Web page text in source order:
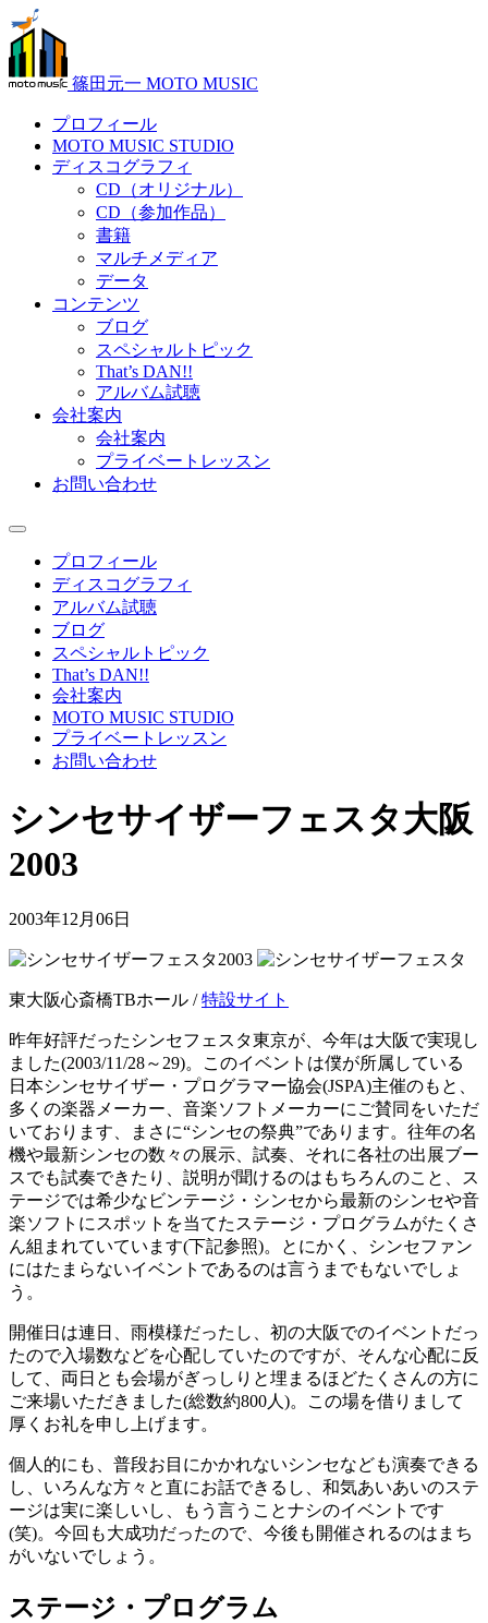
篠田元一 MOTO MUSIC
プロフィール
MOTO MUSIC STUDIO
ディスコグラフィ
CD（オリジナル）
CD（参加作品）
書籍
マルチメディア
データ
コンテンツ
ブログ
スペシャルトピック
That’s DAN!!
アルバム試聴
会社案内
会社案内
プライベートレッスン
お問い合わせ
プロフィール
ディスコグラフィ
アルバム試聴
ブログ
スペシャルトピック
That’s DAN!!
会社案内
MOTO MUSIC STUDIO
プライベートレッスン
お問い合わせ
シンセサイザーフェスタ大阪
2003
2003年12月06日
東大阪心斎橋TBホール /特設サイト
昨年好評だったシンセフェスタ東京が、今年は大阪で実現し
ました(2003/11/28～29)。このイベントは僕が所属している
日本シンセサイザー・プログラマー協会(JSPA)主催のもと、
多くの楽器メーカー、音楽ソフトメーカーにご賛同をいただ
いております、まさに“シンセの祭典”であります。往年の名
機や最新シンセの数々の展示、試奏、それに各社の出展ブー
スでも試奏できたり、説明が聞けるのはもちろんのこと、ス
テージでは希少なビンテージ・シンセから最新のシンセや音
楽ソフトにスポットを当てたステージ・プログラムがたくさ
ん組まれていています(下記参照)。とにかく、シンセファン
にはたまらないイベントであるのは言うまでもないでしょ
う。
開催日は連日、雨模様だったし、初の大阪でのイベントだっ
たので入場数などを心配していたのですが、そんな心配に反
して、両日とも会場がぎっしりと埋まるほどたくさんの方に
ご来場いただきました(総数約800人)。この場を借りまして
厚くお礼を申し上げます。
個人的にも、普段お目にかかれないシンセなども演奏できる
し、いろんな方々と直にお話できるし、和気あいあいのステ
ージは実に楽しいし、もう言うことナシのイベントです
(笑)。今回も大成功だったので、今後も開催されるのはまち
がいないでしょう。
ステージ・プログラム